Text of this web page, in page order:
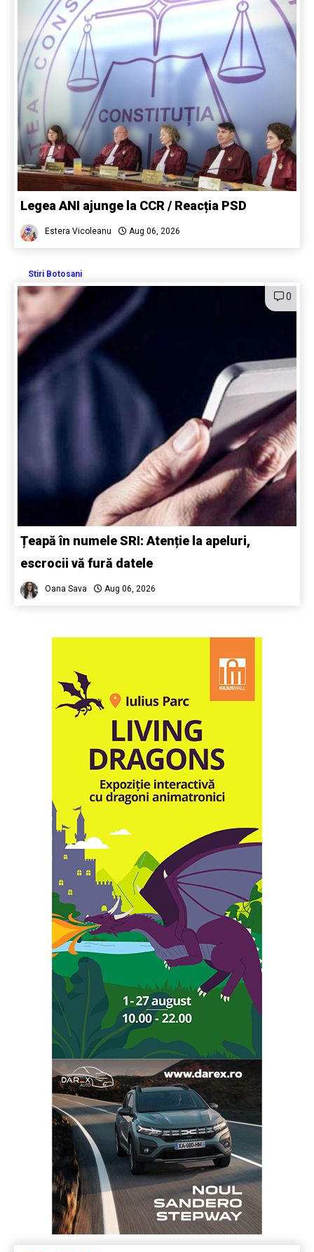
Legea ANI ajunge la CCR / Reacția PSD
Estera Vicoleanu Aug 06, 2026
Stiri Botosani
0
Țeapă în numele SRI: Atenție la apeluri,
escrocii vă fură datele
Oana Sava Aug 06, 2026